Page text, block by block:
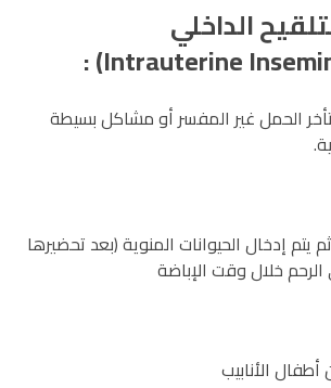
الداخلي
الحمل غير المفسر أو مشاكل بسيطة
يتم إدخال الحيوانات المنوية (بعد تحضيرها
خلال وقت الإباضة
الأنابيب